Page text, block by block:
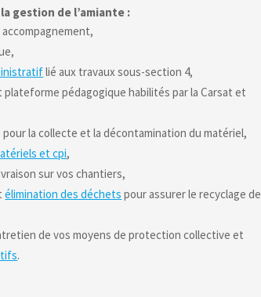
gestion de l’amiante :
lié aux travaux sous-section 4,
plateforme pédagogique habilités par la Carsat et
pour la collecte et la décontamination du matériel,
et cpi,
sur vos chantiers,
élimination des déchets pour assurer le recyclage de
de vos moyens de protection collective et
.